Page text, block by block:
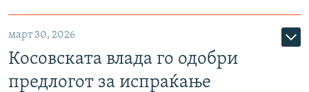
март 30, 2026
Косовската влада го одобри
предлогот за испраќање